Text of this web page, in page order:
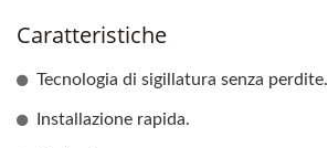
Caratteristiche
Tecnologia di sigillatura senza perdite.
Installazione rapida.